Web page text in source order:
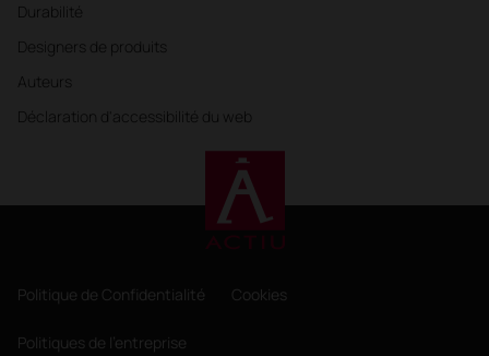
Durabilité
Designers de produits
Auteurs
Déclaration d'accessibilité du web
Politique de Confidentialité Cookies
Politiques de l'entreprise